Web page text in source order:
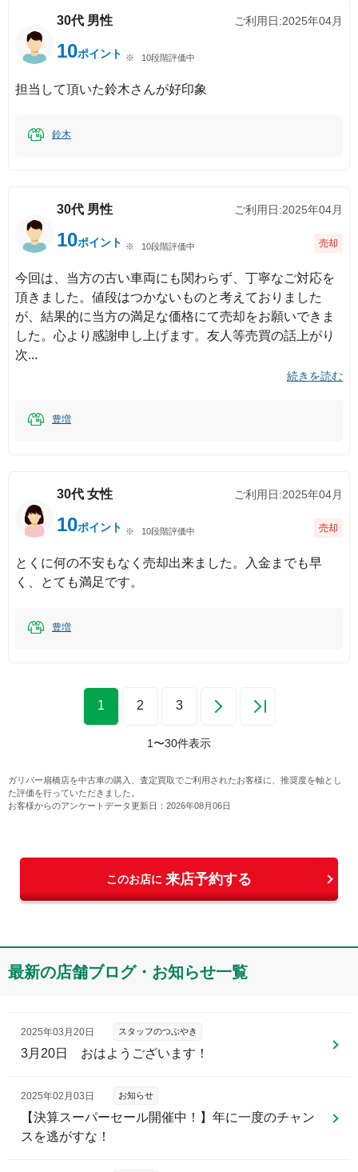
30代 男性 ご利用日:2025年04月
10ポイント 10段階評価中
担当して頂いた鈴木さんが好印象
鈴木
30代 男性 ご利用日:2025年04月
10ポイント 10段階評価中 売却
今回は、当方の古い車両にも関わらず、丁寧なご対応を
頂きました。値段はつかないものと考えておりました
が、結果的に当方の満足な価格にて売却をお願いできま
した。心より感謝申し上げます。友人等売買の話上がり
次
続きを読む
豊増
30代 女性 ご利用日:2025年04月
10ポイント 10段階評価中 売却
とくに何の不安もなく売却出来ました。入金までも早
く、とても満足です。
豊増
1 2 3
1 〜30件表示
ガリバー扇橋店を中古車の購入、査定買取でご利用されたお客様に、推奨度を軸とし
た評価を行っていただきました。
お客様からのアンケートデータ更新日： 2026年08月06日
このお店に 来店予約する
最新の店舗ブログ・お知らせ一覧
2025年03月20日 スタッフのつぶやき
3月20日 おはようございます！
2025年02月03日 お知らせ
【決算スーパーセール開催中！】年に一度のチャン
スを逃がすな！